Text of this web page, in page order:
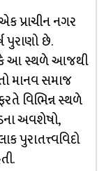
પ્રાચીન નગર
પુરાણો છે.
છે કે આ સ્થળે આજથી
માનવ સમાજ
વિભિન્ન સ્થળે
અવશેષો,
પુરાતત્ત્વવિદો